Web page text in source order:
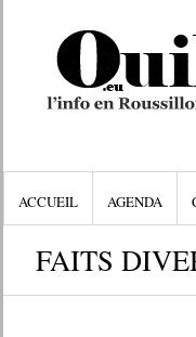
ACCUEIL AGENDA
FAITS